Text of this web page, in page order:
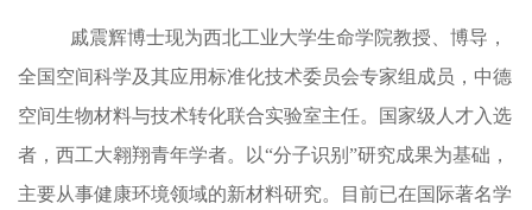
戚震辉博士现为西北工业大学生命学院教授、博导，
全国空间科学及其应用标准化技术委员会专家组成员，中德
空间生物材料与技术转化联合实验室主任。
国家级人才入选
者，西工大翱翔青年学者。以“分子识别”研究成果为基础，
主要从事健康环境领域的新材料研究。目前已在国际著名学